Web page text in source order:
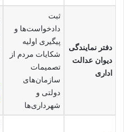
دفتر نمایندگی
دیوان عدالت
اداری
ثبت
دادخواست‌ها و
پیگیری اولیه
شکایات مردم از
تصمیمات
سازمان‌های
دولتی و
شهرداری‌ها